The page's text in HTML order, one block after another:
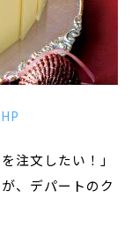
注文したい！」
、デパートのク